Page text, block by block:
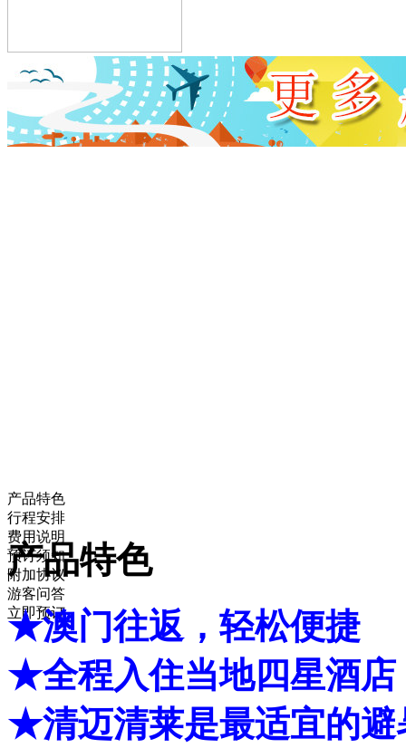
产品特色
行程安排
费用说明
预订须知
附加协议
游客问答
立即预订
产品特色
★澳门往返，轻松便捷
★全程入住当地四星酒店
★清迈清莱是最适宜的避